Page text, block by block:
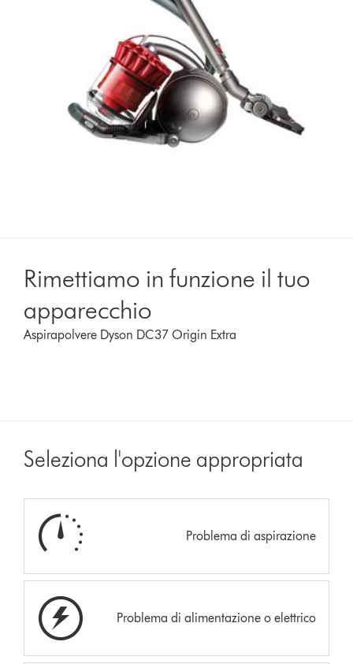
Rimettiamo in funzione il tuo
apparecchio
Aspirapolvere Dyson DC37 Origin Extra
Seleziona l'opzione appropriata
Problema di aspirazione
Problema di alimentazione o elettrico